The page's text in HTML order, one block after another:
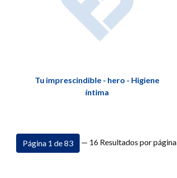
Tu imprescindible - hero - Higiene
íntima
Página 1 de 83 — 16 Resultados por página